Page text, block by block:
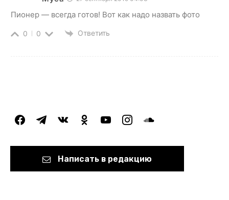
Пионер — всегда готов! Вот как надо назвать фото
0 0 Ответить
facebooktelegramvkontakteodnoklassniki
youtubeinstagramsoundcloud
Написать в редакцию